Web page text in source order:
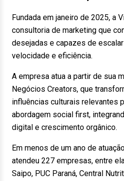
Fundada em janeiro de 2025, a
consultoria de marketing que
desejadas e capazes de
velocidade e eficiência.
A empresa atua a partir de sua
Negócios Creators, que
influências culturais relevantes
abordagem social first,
digital e crescimento orgânico.
Em menos de um ano de
atendeu 227 empresas, entre
Saipo, PUC Paraná, Central